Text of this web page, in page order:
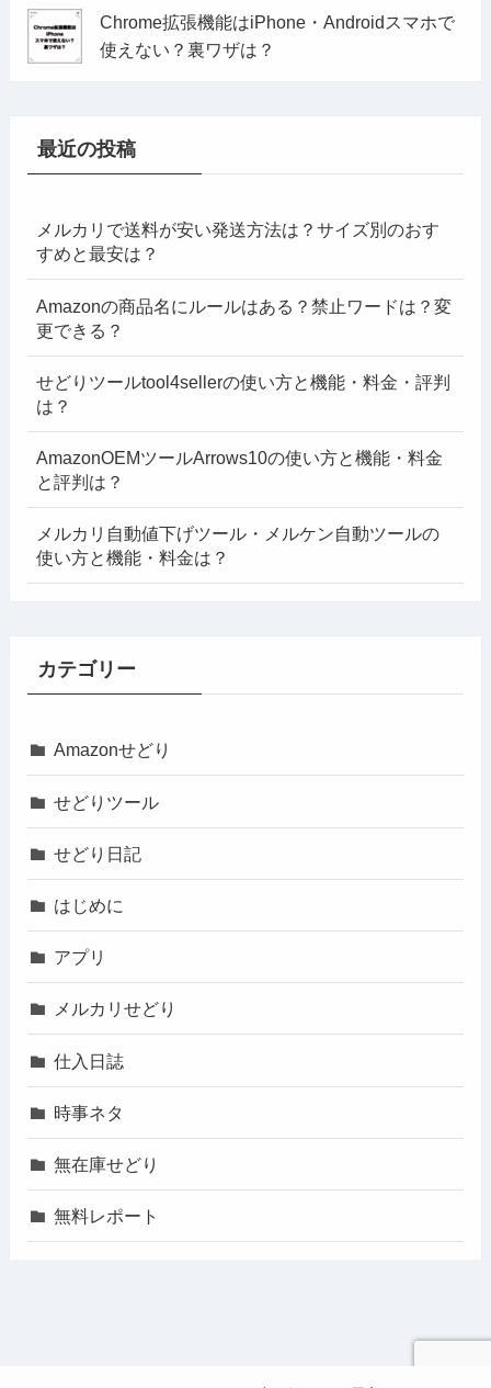
Chrome拡張機能はiPhone・Androidスマホで
使えない？裏ワザは？
最近の投稿
メルカリで送料が安い発送方法は？サイズ別のおす
すめと最安は？
Amazonの商品名にルールはある？禁止ワードは？変
更できる？
せどりツールtool4sellerの使い方と機能・料金・評判
は？
AmazonOEMツールArrows10の使い方と機能・料金
と評判は？
メルカリ自動値下げツール・メルケン自動ツールの
使い方と機能・料金は？
カテゴリー
Amazonせどり
せどりツール
せどり日記
はじめに
アプリ
メルカリせどり
仕入日誌
時事ネタ
無在庫せどり
無料レポート